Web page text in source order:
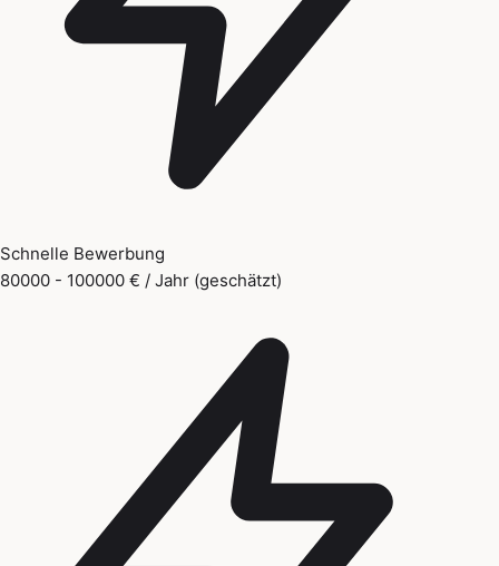
Schnelle Bewerbung
80000 - 100000 € / Jahr (geschätzt)